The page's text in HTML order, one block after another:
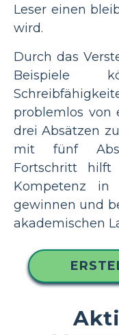
Leser einen
wird.
Durch das
Beispiele
problemlos von
drei Absätzen
mit fünf
Fortschritt hilft
Kompetenz in
gewinnen und
akademischen